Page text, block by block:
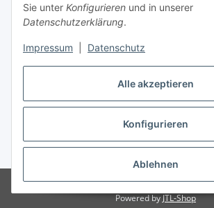
Alle akzeptieren
Konfigurieren
Ablehnen
Sie unter Konfigurieren und in unserer
Datenschutzerklärung.
Impressum Datenschutz
Donnerstag
09:00 Uhr bis
17:00 Uhr
Freitag
09:00 Uhr
Vertrag widerrufen
* Alle Preise inkl. gesetzlicher USt., zzgl.Versand
© by WIENOLD. All Rights
Powered byJTL-Shop